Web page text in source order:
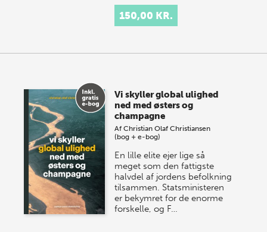
150,00 KR.
Vi skyller global ulighed
ned med østers og
champagne
AfChristian Olaf Christiansen
(bog + e-bog)
En lille elite ejer lige så
meget som den fattigste
halvdel af jordens befolkning
tilsammen. Statsministeren
er bekymret for de enorme
forskelle, og F…